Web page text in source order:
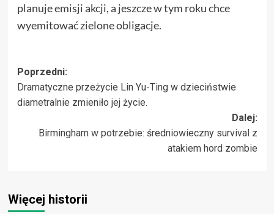
planuje emisji akcji, a jeszcze w tym roku chce
wyemitować zielone obligacje.
Zobacz
wpisy
Poprzedni:
Dramatyczne przeżycie Lin Yu-Ting w dzieciństwie
diametralnie zmieniło jej życie.
Dalej:
Birmingham w potrzebie: średniowieczny survival z
atakiem hord zombie
Więcej historii